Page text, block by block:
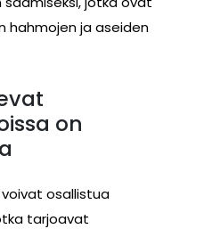
ja aseiden
on
osallistua
tarjoavat